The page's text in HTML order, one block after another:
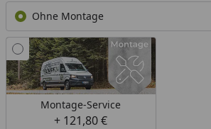
Ohne Montage
Montage-Service
+ 121,80 €